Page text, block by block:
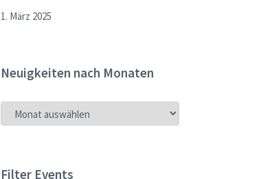
1. März 2025
Neuigkeiten nach Monaten
NEUIGKEITEN
NACH
Filter Events